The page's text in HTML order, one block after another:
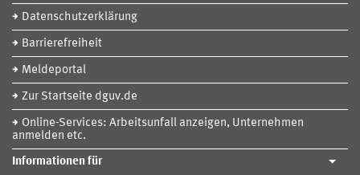
Datenschutzerklärung
Barrierefreiheit
Meldeportal
Zur Startseite dguv.de
Online-Services: Arbeitsunfall anzeigen, Unternehmen
anmelden etc.
Informationen für